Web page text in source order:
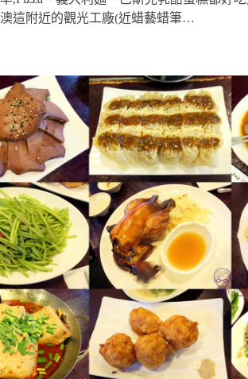
澳這附近的觀光工廠(近蜡藝蜡筆…